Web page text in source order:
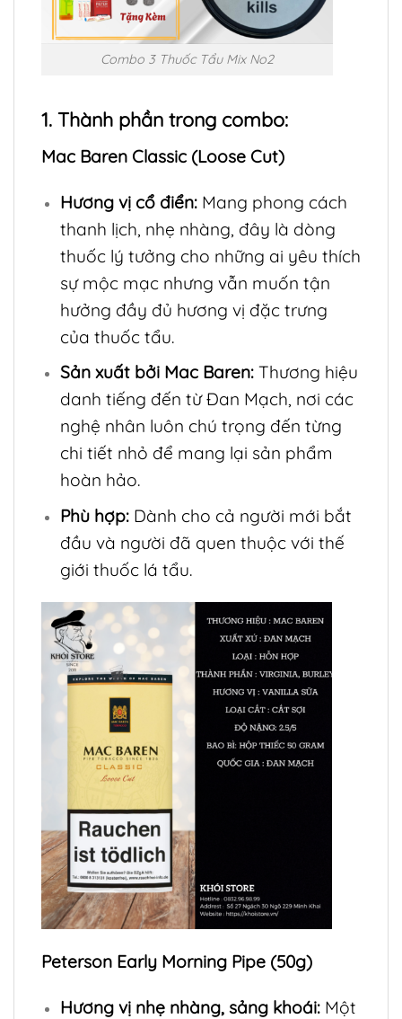
Combo 3 Thuốc Tẩu Mix No2
1. Thành phần trong combo:
Mac Baren Classic (Loose Cut)
Hương vị cổ điển:Mang phong cách
thanh lịch, nhẹ nhàng, đây là dòng
thuốc lý tưởng cho những ai yêu thích
sự mộc mạc nhưng vẫn muốn tận
hưởng đầy đủ hương vị đặc trưng
của thuốc tẩu.
Sản xuất bởi Mac Baren:Thương hiệu
danh tiếng đến từ Đan Mạch, nơi các
nghệ nhân luôn chú trọng đến từng
chi tiết nhỏ để mang lại sản phẩm
hoàn hảo.
Phù hợp:Dành cho cả người mới bắt
đầu và người đã quen thuộc với thế
giới thuốc lá tẩu.
Peterson Early Morning Pipe (50g)
Hương vị nhẹ nhàng, sảng khoái:Một